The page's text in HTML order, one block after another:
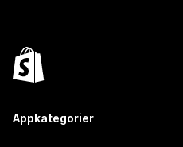
Appkategorier